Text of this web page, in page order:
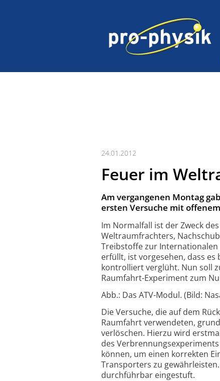
24.01.2012
Feuer im
Am vergangenen Montag
ersten Versuche mit
Im Normalfall ist der Zweck
Weltraumfrachters,
Treibstoffe zur Internationalen
erfüllt, ist vorgesehen, dass
kontrolliert verglüht. Nun soll
Raumfahrt-Experiment zum
Abb.: Das ATV-Modul. (Bild:
Die Versuche, die auf dem
Raumfahrt verwendeten,
verlöschen. Hierzu wird
des
können, um einen korrekten
Transporters zu
durchführbar eingestuft.